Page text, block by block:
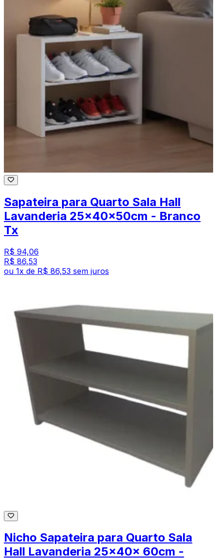
Sapateira para Quarto Sala Hall
Lavanderia 25x40x50cm - Branco
Tx
R$ 94,06
R$ 86,53
ou 1x de R$ 86,53 sem juros
Nicho Sapateira para Quarto Sala
Hall Lavanderia 25x40x 60cm -